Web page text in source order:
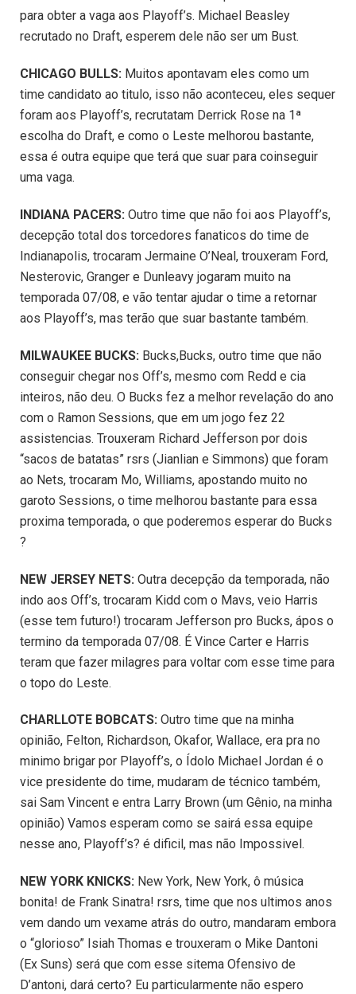
para obter a vaga aos Playoff’s. Michael Beasley
recrutado no Draft, esperem dele não ser um Bust.
CHICAGO BULLS: Muitos apontavam eles como um
time candidato ao titulo, isso não aconteceu, eles sequer
foram aos Playoff’s, recrutatam Derrick Rose na 1ª
escolha do Draft, e como o Leste melhorou bastante,
essa é outra equipe que terá que suar para coinseguir
uma vaga.
INDIANA PACERS: Outro time que não foi aos Playoff’s,
decepção total dos torcedores fanaticos do time de
Indianapolis, trocaram Jermaine O’Neal, trouxeram Ford,
Nesterovic, Granger e Dunleavy jogaram muito na
temporada 07/08, e vão tentar ajudar o time a retornar
aos Playoff’s, mas terão que suar bastante também.
MILWAUKEE BUCKS: Bucks,Bucks, outro time que não
conseguir chegar nos Off’s, mesmo com Redd e cia
inteiros, não deu. O Bucks fez a melhor revelação do ano
com o Ramon Sessions, que em um jogo fez 22
assistencias. Trouxeram Richard Jefferson por dois
“sacos de batatas” rsrs (Jianlian e Simmons) que foram
ao Nets, trocaram Mo, Williams, apostando muito no
garoto Sessions, o time melhorou bastante para essa
proxima temporada, o que poderemos esperar do Bucks
?
NEW JERSEY NETS: Outra decepção da temporada, não
indo aos Off’s, trocaram Kidd com o Mavs, veio Harris
(esse tem futuro!) trocaram Jefferson pro Bucks, ápos o
termino da temporada 07/08. É Vince Carter e Harris
teram que fazer milagres para voltar com esse time para
o topo do Leste.
CHARLLOTE BOBCATS: Outro time que na minha
opinião, Felton, Richardson, Okafor, Wallace, era pra no
minimo brigar por Playoff’s, o Ídolo Michael Jordan é o
vice presidente do time, mudaram de técnico também,
sai Sam Vincent e entra Larry Brown (um Gênio, na minha
opinião) Vamos esperam como se sairá essa equipe
nesse ano, Playoff’s? é dificil, mas não Impossivel.
NEW YORK KNICKS: New York, New York, ô música
bonita! de Frank Sinatra! rsrs, time que nos ultimos anos
vem dando um vexame atrás do outro, mandaram embora
o “glorioso” Isiah Thomas e trouxeram o Mike Dantoni
(Ex Suns) será que com esse sitema Ofensivo de
D’antoni, dará certo? Eu particularmente não espero